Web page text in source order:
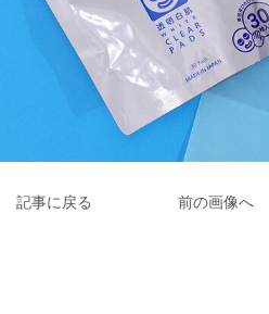
記事に戻る 前の画像へ